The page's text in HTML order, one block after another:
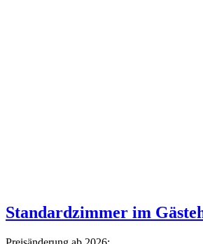
Standardzimmer im